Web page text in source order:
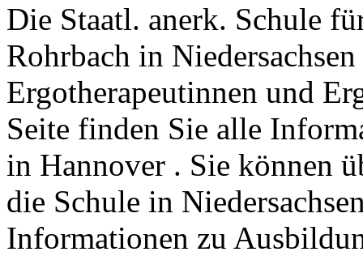
Die Staatl. anerk. Schule
Rohrbach in
Ergotherapeutinnen und
Seite finden Sie alle
in Hannover . Sie können
die Schule in
Informationen zu